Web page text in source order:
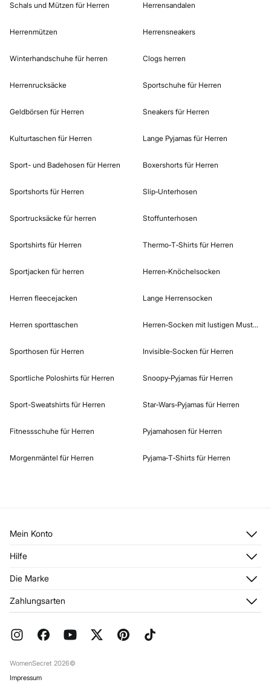
Schals und Mützen für Herren
Herrenmützen
Winterhandschuhe für herren
Herrenrucksäcke
Geldbörsen für Herren
Kulturtaschen für Herren
Sport- und Badehosen für Herren
Sportshorts für Herren
Sportrucksäcke für herren
Sportshirts für Herren
Sportjacken für herren
Herren fleecejacken
Herren sporttaschen
Sporthosen für Herren
Sportliche Poloshirts für Herren
Sport-Sweatshirts für Herren
Fitnessschuhe für Herren
Morgenmäntel für Herren
Herrensandalen
Herrensneakers
Clogs herren
Sportschuhe für Herren
Sneakers für Herren
Lange Pyjamas für Herren
Boxershorts für Herren
Slip‑Unterhosen
Stoffunterhosen
Thermo‑T‑Shirts für Herren
Herren‑Knöchelsocken
Lange Herrensocken
Herren‑Socken mit lustigen Mustern
Invisible‑Socken für Herren
Snoopy‑Pyjamas für Herren
Star‑Wars‑Pyjamas für Herren
Pyjamahosen für Herren
Pyjama‑T‑Shirts für Herren
Mein Konto
Meine Adressen
Hilfe
Aktuelle Rabattaktionen
Geschenkverpackung
Versand
Die Marke
Franchise
Jobangebote
Zahlungsarten
WomenSecret 2026©
Impressum